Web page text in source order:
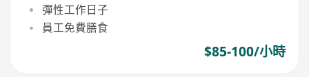
彈性工作日子
員工免費膳食
$85-100/小時